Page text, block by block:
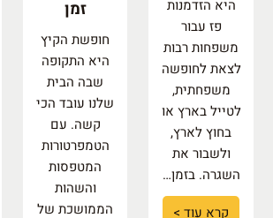
היא הזדמנות
פז עבור
משפחות רבות
לצאת לחופשה
משפחתית,
לטייל בארץ או
בחוץ לארץ,
ולשבור את
השגרה. בזמן…
קרא עוד >
זמן
חופשת הקיץ
היא התקופה
שבה הבית
שלנו עובד הכי
קשה. עם
הטמפרטורות
המטפסות
והשהות
הממושכת של